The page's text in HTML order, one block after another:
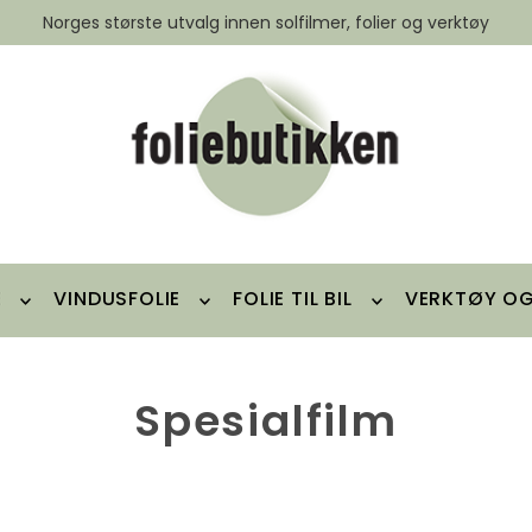
Norges største utvalg innen solfilmer, folier og verktøy
VINDUSFOLIE FOLIE TIL BIL VERKTØY
Spesialfilm